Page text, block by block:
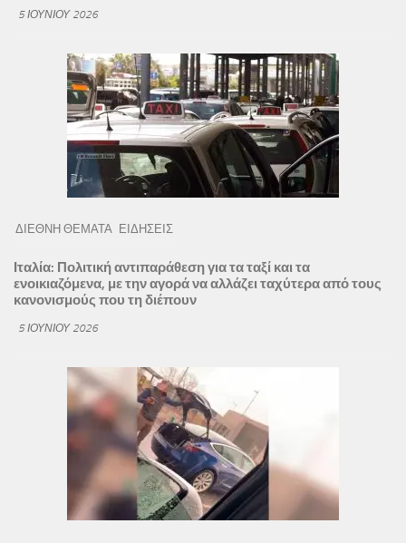
5 ΙΟΥΝΊΟΥ 2026
ΔΙΕΘΝΗ ΘΕΜΑΤΑ ΕΙΔΗΣΕΙΣ
Ιταλία: Πολιτική αντιπαράθεση για τα ταξί και τα
ενοικιαζόμενα, με την αγορά να αλλάζει ταχύτερα από τους
κανονισμούς που τη διέπουν
5 ΙΟΥΝΊΟΥ 2026